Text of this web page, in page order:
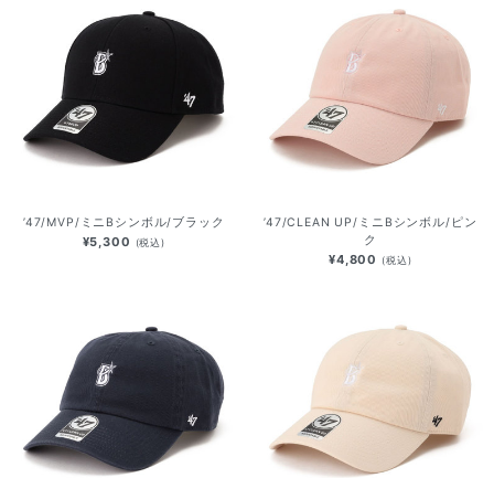
’47/MVP/ミニBシンボル/ブラック
¥5,300 (税込)
’47/CLEAN UP/ミニBシンボル/ピン
ク
¥4,800 (税込)